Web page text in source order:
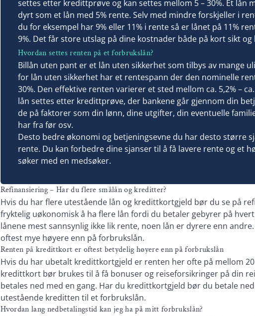
settes etter kredittprøve og kan settes mellom 5 – 30%. Et lån
dyrt som et lån med 5% rente. Selv med mindre forskjeller i
du for eksempel har 9% eller 11% i rente så er lånet på 11%
9%. Det får store utslag på dine kostnader både på kort sikt og
Hvordan settes renten på et forbrukslån?
Billån uten pant er et lån uten sikkerhet som tilbys av mange
for lån uten sikkerhet har et rentespann der den nominelle
30%. Den effektive renten varierer et sted mellom ca. 5,2% –
lån settes etter kredittprøve, der bankene går gjennom din
de på faktorer som din lønn, dine utgifter, din eventuelle
har fra før osv.
Desto bedre økonomi og betjeningsevne du har desto større
rente. Du kan forbedre dine sjanser til å få lavere rente og et
søker med en medsøker.
Refinansiering – Har du flere smålån og kreditter?
Hvis du har flere utestående lån og kredittkortgjeld bør du se på
fryktelig uøkonomisk å ha flere lån fordi du betaler gebyrer på
lånene mest sannsynlig ikke lik rente, noen lån er dyrere enn
oftest mye høyere enn på forbrukslån.
Renten på kredittkort er oftest betydelig høyere enn på forbrukslån
Hvis du har ubetalt kredittkortgjeld er renten her ofte på mellom 20
kredittkort bør brukes til å få bonuser og reiseforsikringer på din
betales ned med en gang. Har du kredittkortgjeld bør du betale
utestående kreditten til et forbrukslån.
Hvordan lang nedbetalingstid kan jeg ha på mitt forbrukslån?